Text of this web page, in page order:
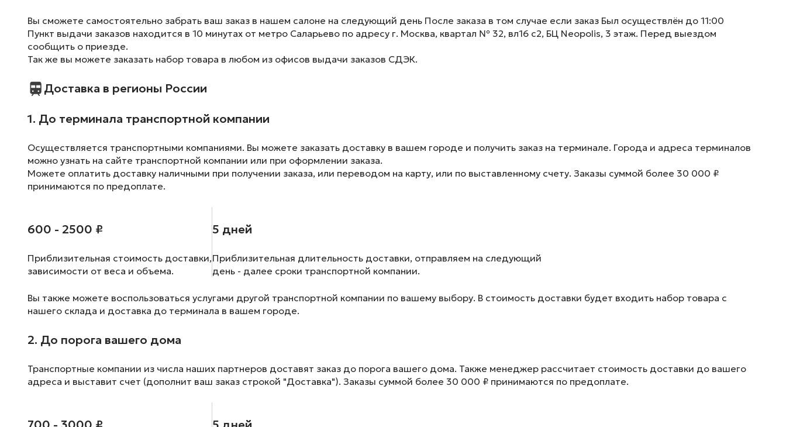
Вы сможете самостоятельно забрать ваш заказ в нашем салоне на следующий день После заказа в том случае если заказ Был осуществлён до 11:00
Пункт выдачи заказов находится в 10 минутах от метро Саларьево по адресу г. Москва, квартал № 32, вл16 с2, БЦ Neopolis, 3 этаж. Перед выездом
сообщить о приезде.
Так же вы можете заказать набор товара в любом из офисов выдачи заказов СДЭК.
Доставка в регионы России
1. До терминала транспортной компании
Осуществляется транспортными компаниями. Вы можете заказать доставку в вашем городе и получить заказ на терминале. Города и адреса терминалов
можно узнать на сайте транспортной компании или при оформлении заказа.
Можете оплатить доставку наличными при получении заказа, или переводом на карту, или по выставленному счету. Заказы суммой более 30 000 ₽
принимаются по предоплате.
600 - 2500 ₽
Приблизительная стоимость доставки,
зависимости от веса и объема.
5 дней
Приблизительная длительность доставки, отправляем на следующий
день - далее сроки транспортной компании.
Вы также можете воспользоваться услугами другой транспортной компании по вашему выбору. В стоимость доставки будет входить набор товара с
нашего склада и доставка до терминала в вашем городе.
2. До порога вашего дома
Транспортные компании из числа наших партнеров доставят заказ до порога вашего дома. Также менеджер рассчитает стоимость доставки до вашего
адреса и выставит счет (дополнит ваш заказ строкой "Доставка"). Заказы суммой более 30 000 ₽ принимаются по предоплате.